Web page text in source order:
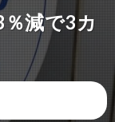
減で3カ